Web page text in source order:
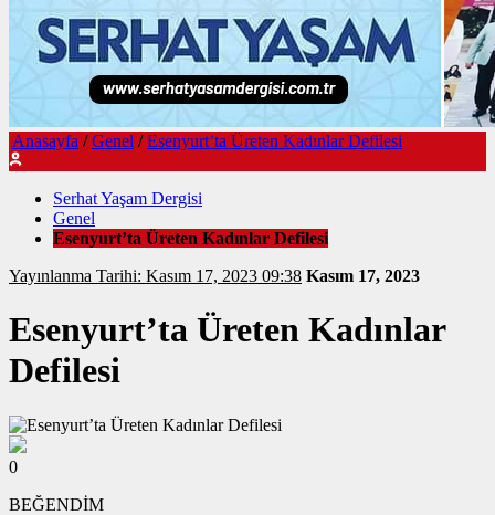
Anasayfa / Genel / Esenyurt’ta Üreten Kadınlar Defilesi
Serhat Yaşam Dergisi
Genel
Esenyurt’ta Üreten Kadınlar Defilesi
Yayınlanma Tarihi: Kasım 17, 2023 09:38 Kasım 17, 2023
Esenyurt’ta Üreten Kadınlar
Defilesi
0
BEĞENDİM